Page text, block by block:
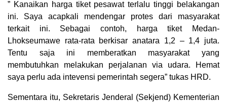
” Kanaikan harga tiket pesawat terlalu tinggi belakangan
ini. Saya acapkali mendengar protes dari masyarakat
terkait ini. Sebagai contoh, harga tiket Medan-
Lhokseumawe rata-rata berkisar anatara 1,2 – 1,4 juta.
Tentu saja ini memberatkan masyarakat yang
membutuhkan melakukan perjalanan via udara. Hemat
saya perlu ada intevensi pemerintah segera” tukas HRD.
Sementara itu, Sekretaris Jenderal (Sekjend) Kementerian